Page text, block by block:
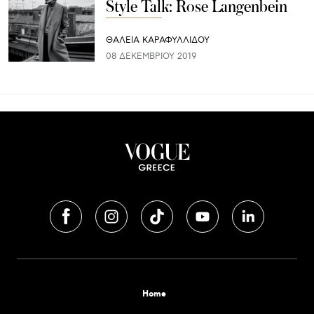
Style Talk: Rose Langenbein
ΘΑΛΕΙΑ ΚΑΡΑΦΥΛΛΙΔΟΥ
08 ΔΕΚΕΜΒΡΊΟΥ 2019
Home